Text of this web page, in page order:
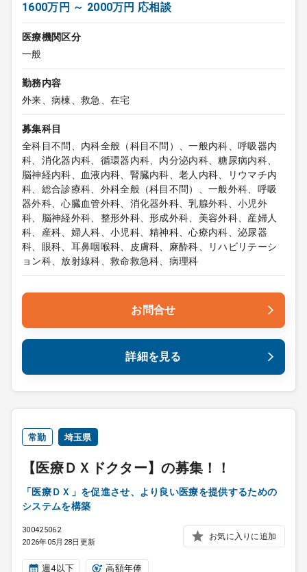
1600万円 ～ 2000万円 応相談
医療機関区分
一般
勤務内容
外来、病棟、救急、在宅
募集科目
全科目不問、内科全般（科目不問）、一般内科、呼吸器内
科、消化器内科、循環器内科、内分泌内科、糖尿病内科、
脳神経内科、血液内科、腎臓内科、老人内科、リウマチ内
科、総合診療科、外科全般（科目不問）、一般外科、呼吸
器外科、心臓血管外科、消化器外科、乳腺外科、小児外
科、脳神経外科、整形外科、形成外科、美容外科、産婦人
科、産科、婦人科、小児科、精神科、心療内科、泌尿器
科、眼科、耳鼻咽喉科、皮膚科、麻酔科、リハビリテーシ
ョン科、放射線科、救命救急科、病理科
お問合せ
詳細を見る
常勤 埼玉県
【医療ＤＸドクター】の募集！！
「医療ＤＸ」を促進させ、より良い医療を提供するための
システムを構築
300425062
2026年05月28日更新
お気に入りに追加
週4以下 高額年俸